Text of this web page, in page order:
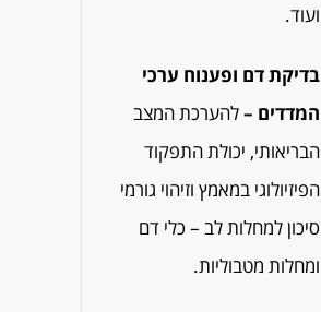
ועוד.
בדיקת דם ופענוח ערכי
המדדים –להערכת המצב
הבריאותי, יכולת התפקוד
הפיזיולוגי במאמץ וזיהוי גורמי
סיכון למחלות לב – כלי דם
ומחלות מטבוליות.